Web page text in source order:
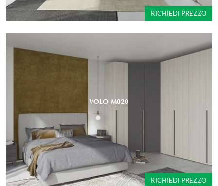
RICHIEDI PREZZO
VOLO M020
RICHIEDI PREZZO